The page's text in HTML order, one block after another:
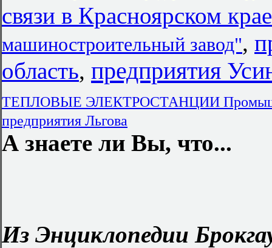
связи в Красноярском крае
машиностроительный завод",
область, предприятия
ТЕПЛОВЫЕ ЭЛЕКТРОСТАНЦИИ
предприятия Льгова
А знаете ли Вы, что...
Из Энциклопедии